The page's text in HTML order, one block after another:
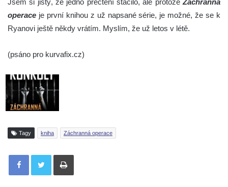
Jsem si jistý, že jedno přečtení stačilo, ale protožeZáchranná
operace je první knihou z už napsané série, je možné, že se k
Ryanovi ještě někdy vrátím. Myslím, že už letos v létě.
(psáno pro kurvafix.cz)
Tagy kniha Záchranná operace
Tisknout